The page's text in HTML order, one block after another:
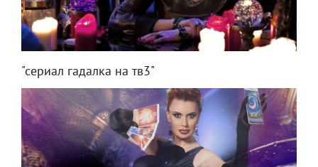
"сериал гадалка на тв3"